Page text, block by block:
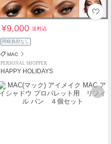
¥9,000送料込
関税負担なし
MAC
PERSONAL SHOPPER
HAPPY HOLIDAYS